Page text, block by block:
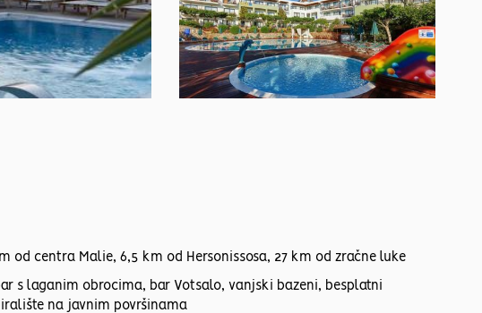
od centra Malie, 6,5 km od Hersonissosa, 27 km od zračne luke
s laganim obrocima, bar Votsalo, vanjski bazeni, besplatni
na javnim površinama